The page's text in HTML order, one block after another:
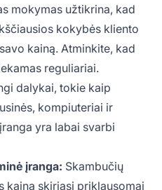
mokymas užtikrina, kad
kokybės kliento
kainą. Atminkite, kad
reguliariai.
dalykai, tokie kaip
kompiuteriai ir
yra labai svarbi
įranga: Skambučių
kaina skiriasi priklausomai